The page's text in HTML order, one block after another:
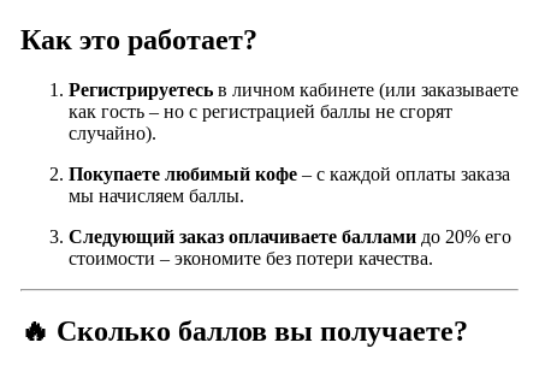
Как это работает?
Регистрируетесьв личном кабинете (или заказываете
как гость – но с регистрацией баллы не сгорят
случайно).
Покупаете любимый кофе– с каждой оплаты заказа
мы начисляем баллы.
Следующий заказ оплачиваете балламидо 20% его
стоимости – экономите без потери качества.
🔥 Сколько баллов вы получаете?